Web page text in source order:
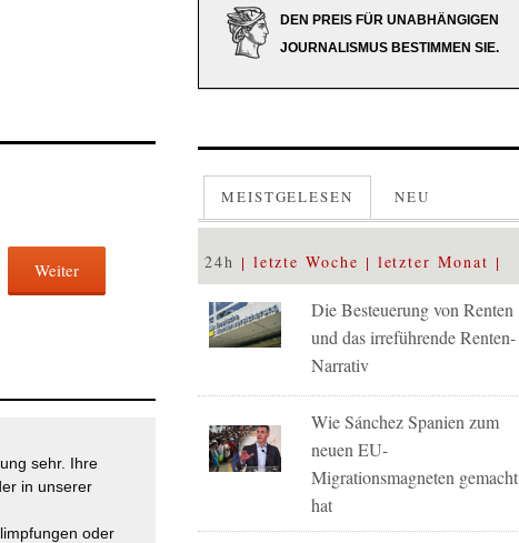
Weiter
sehr. Ihre
in unserer
oder
DEN PREIS FÜR UNABHÄNGIGEN
JOURNALISMUS BESTIMMEN SIE.
MEISTGELESEN NEU
24h letzte Woche letzter Monat
Die Besteuerung von Renten
und das irreführende Renten-
Narrativ
Wie Sánchez Spanien zum
neuen EU-
Migrationsmagneten gemacht
hat